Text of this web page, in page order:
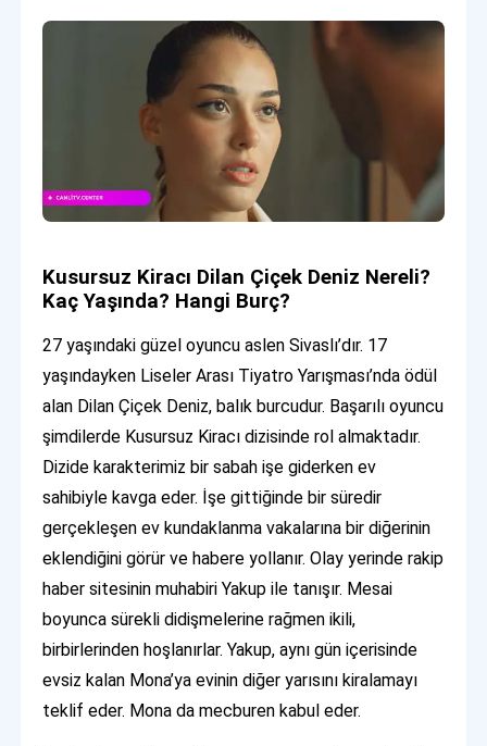
Kusursuz Kiracı Dilan Çiçek Deniz Nereli?
Kaç Yaşında? Hangi Burç?
27 yaşındaki güzel oyuncu aslen Sivaslı’dır. 17
yaşındayken Liseler Arası Tiyatro Yarışması’nda ödül
alan Dilan Çiçek Deniz, balık burcudur. Başarılı oyuncu
şimdilerde Kusursuz Kiracı dizisinde rol almaktadır.
Dizide karakterimiz bir sabah işe giderken ev
sahibiyle kavga eder. İşe gittiğinde bir süredir
gerçekleşen ev kundaklanma vakalarına bir diğerinin
eklendiğini görür ve habere yollanır. Olay yerinde rakip
haber sitesinin muhabiri Yakup ile tanışır. Mesai
boyunca sürekli didişmelerine rağmen ikili,
birbirlerinden hoşlanırlar. Yakup, aynı gün içerisinde
evsiz kalan Mona’ya evinin diğer yarısını kiralamayı
teklif eder. Mona da mecburen kabul eder.